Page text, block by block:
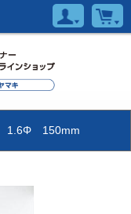
1.6Φ 150mm